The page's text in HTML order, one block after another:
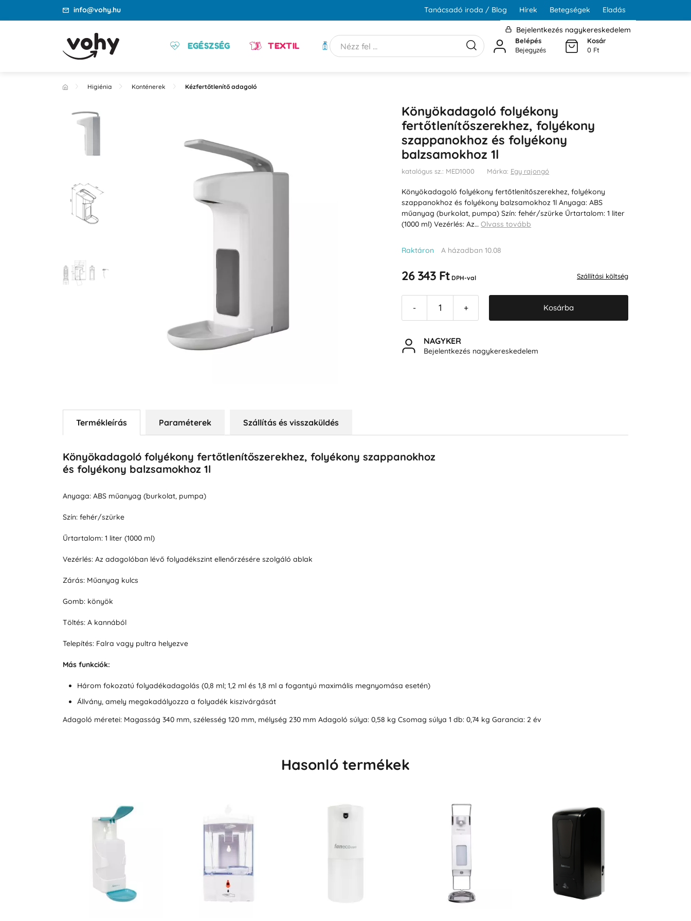
info@vohy.hu Tanácsadó iroda / Blog Hírek Betegségek Eladás
Bejelentkezés nagykereskedelem
EGÉSZSÉG TEXTIL HIGIÉNIA
Belépés
Bejegyzés
Kosár
0 Ft
Higiénia Konténerek Kézfertőtlenítő adagoló
Könyökadagoló folyékony
fertőtlenítőszerekhez, folyékony
szappanokhoz és folyékony
balzsamokhoz 1l
katalógus sz.: MED1000 Márka: Egy rajongó
Könyökadagoló folyékony fertőtlenítőszerekhez, folyékony
szappanokhoz és folyékony balzsamokhoz 1l Anyaga: ABS
műanyag (burkolat, pumpa) Szín: fehér/szürke Űrtartalom: 1 liter
(1000 ml) Vezérlés: Az…Olvass tovább
Raktáron A házadban 10.08
26 343 Ft DPH-val Szállítási költség
- + Kosárba
NAGYKER
Bejelentkezés nagykereskedelem
Termékleírás Paraméterek Szállítás és visszaküldés
Könyökadagoló folyékony fertőtlenítőszerekhez, folyékony szappanokhoz
és folyékony balzsamokhoz 1l
Anyaga: ABS műanyag (burkolat, pumpa)
Szín: fehér/szürke
Űrtartalom: 1 liter (1000 ml)
Vezérlés: Az adagolóban lévő folyadékszint ellenőrzésére szolgáló ablak
Zárás: Műanyag kulcs
Gomb: könyök
Töltés: A kannából
Telepítés: Falra vagy pultra helyezve
Más funkciók:
Három fokozatú folyadékadagolás (0,8 ml; 1,2 ml és 1,8 ml a fogantyú maximális megnyomása esetén)
Állvány, amely megakadályozza a folyadék kiszivárgását
Adagoló méretei: Magasság 340 mm, szélesség 120 mm, mélység 230 mm Adagoló súlya: 0,58 kg Csomag súlya 1 db: 0,74 kg Garancia: 2 év
Hasonló termékek